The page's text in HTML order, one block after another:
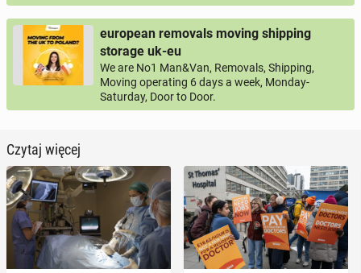
european removals moving shipping
storage uk-eu
We are No1 Man&Van, Removals, Shipping,
Moving operating 6 days a week, Monday-
Saturday, Door to Door.
Czytaj więcej